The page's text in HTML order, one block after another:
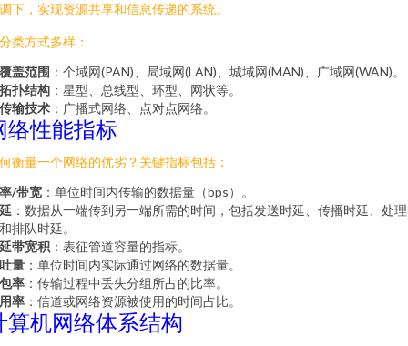
下，实现资源共享和信息传递的系统。
类方式多样：
盖范围 ：个域网(PAN)、局域网(LAN)、城域网(MAN)、广域网(WAN)。
扑结构 ：星型、总线型、环型、网状等。
输技术 ：广播式网络、点对点网络。
络性能指标
衡量一个网络的优劣？关键指标包括：
/带宽 ：单位时间内传输的数据量（bps）。
：数据从一端传到另一端所需的时间，包括发送时延、传播时延、处
排队时延。
带宽积 ：表征管道容量的指标。
量 ：单位时间内实际通过网络的数据量。
率 ：传输过程中丢失分组所占的比率。
率 ：信道或网络资源被使用的时间占比。
算机网络体系结构